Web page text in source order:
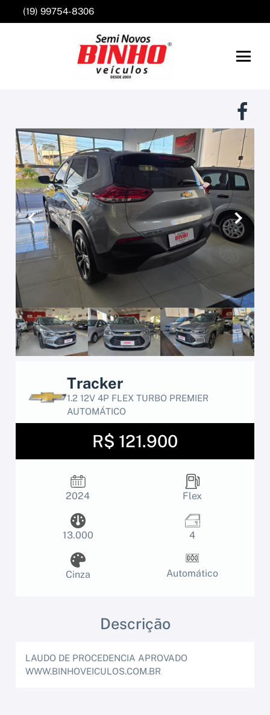
(19) 99754-8306
Tracker
1.2 12V 4P FLEX TURBO PREMIER
AUTOMÁTICO
R$ 121.900
2024 Flex
13.000 4
Cinza Automático
Anterior Próximo
Descrição
LAUDO DE PROCEDENCIA APROVADO
WWW.BINHOVEICULOS.COM.BR